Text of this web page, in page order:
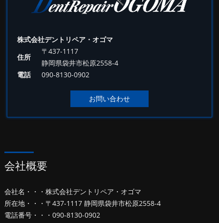
株式会社デントリペア・オゴマ
住所
〒437-1117
静岡県袋井市松原2558-4
電話
090-8130-0902
お問い合わせ
会社概要
会社名・・・株式会社デントリペア・オゴマ
所在地・・・〒437-1117 静岡県袋井市松原2558-4
電話番号・・・090-8130-0902